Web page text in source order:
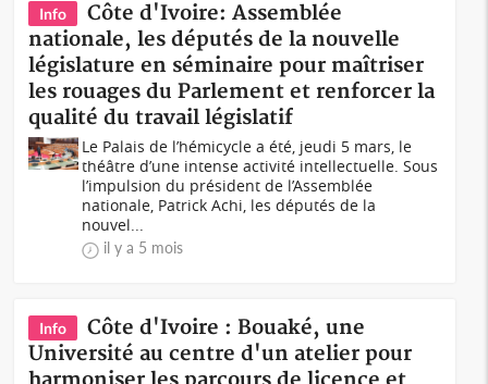
Info
Côte d'Ivoire: Assemblée
nationale, les députés de la nouvelle
législature en séminaire pour maîtriser
les rouages du Parlement et renforcer la
qualité du travail législatif
Le Palais de l’hémicycle a été, jeudi 5 mars, le
théâtre d’une intense activité intellectuelle. Sous
l’impulsion du président de l’Assemblée
nationale, Patrick Achi, les députés de la
nouvel...
il y a 5 mois
Info
Côte d'Ivoire : Bouaké, une
Université au centre d'un atelier pour